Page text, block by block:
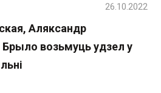
Аляксандр
Брыло возьмуць удзел у
26.10.2022